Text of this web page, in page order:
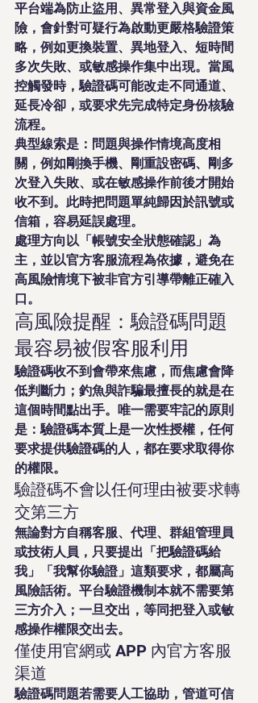
平台端為防止盜用、異常登入與資金風
險，會針對可疑行為啟動更嚴格驗證策
略，例如更換裝置、異地登入、短時間
多次失敗、或敏感操作集中出現。當風
控觸發時，驗證碼可能改走不同通道、
延長冷卻，或要求先完成特定身份核驗
流程。
典型線索是：問題與操作情境高度相
關，例如剛換手機、剛重設密碼、剛多
次登入失敗、或在敏感操作前後才開始
收不到。此時把問題單純歸因於訊號或
信箱，容易延誤處理。
處理方向以「帳號安全狀態確認」為
主，並以官方客服流程為依據，避免在
高風險情境下被非官方引導帶離正確入
口。
高風險提醒：驗證碼問題
最容易被假客服利用
驗證碼收不到會帶來焦慮，而焦慮會降
低判斷力；釣魚與詐騙最擅長的就是在
這個時間點出手。唯一需要牢記的原則
是：驗證碼本質上是一次性授權，任何
要求提供驗證碼的人，都在要求取得你
的權限。
驗證碼不會以任何理由被要求轉
交第三方
無論對方自稱客服、代理、群組管理員
或技術人員，只要提出「把驗證碼給
我」「我幫你驗證」這類要求，都屬高
風險話術。平台驗證機制本就不需要第
三方介入；一旦交出，等同把登入或敏
感操作權限交出去。
僅使用官網或 APP 內官方客服
渠道
驗證碼問題若需要人工協助，管道可信